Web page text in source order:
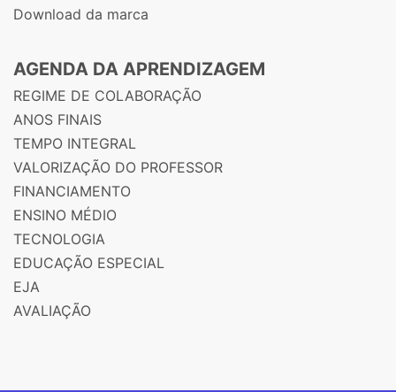
Download da marca
AGENDA DA APRENDIZAGEM
REGIME DE COLABORAÇÃO
ANOS FINAIS
TEMPO INTEGRAL
VALORIZAÇÃO DO PROFESSOR
FINANCIAMENTO
ENSINO MÉDIO
TECNOLOGIA
EDUCAÇÃO ESPECIAL
EJA
AVALIAÇÃO